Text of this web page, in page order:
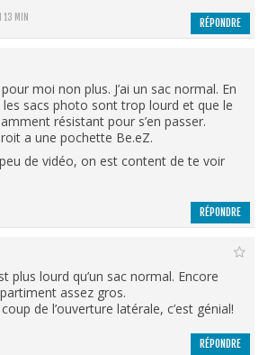
13 MIN RÉPONDRE
moi non plus. J’ai un sac normal. En
sacs photo sont trop lourd et que le
résistant pour s’en passer.
a une pochette Be.eZ.
peu de vidéo, on est content de te voir
RÉPONDRE
plus lourd qu’un sac normal. Encore
assez gros.
de l’ouverture latérale, c’est génial!
RÉPONDRE